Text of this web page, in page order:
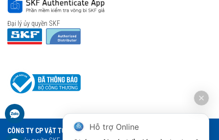
Đại lý ủy quyền SKF
CÔNG TY CP VẬT TƯ THƯƠNG MẠI NGỌC ANH
Hỗ trợ Online